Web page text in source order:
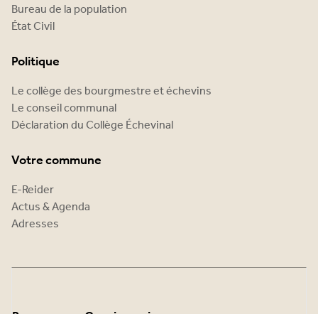
Bureau de la population
État Civil
Politique
Le collège des bourgmestre et échevins
Le conseil communal
Déclaration du Collège Échevinal
Votre commune
E-Reider
Actus & Agenda
Adresses